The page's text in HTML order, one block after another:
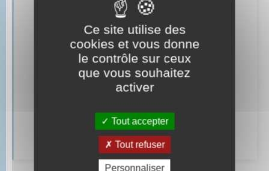
Retrouvez aussi
Parrainage civil
Mariage – PACS
Cimetière communal
Ce site utilise des
cookies et vous donne
le contrôle sur ceux
que vous souhaitez
activer
Tout accepter
Tout refuser
Personnaliser